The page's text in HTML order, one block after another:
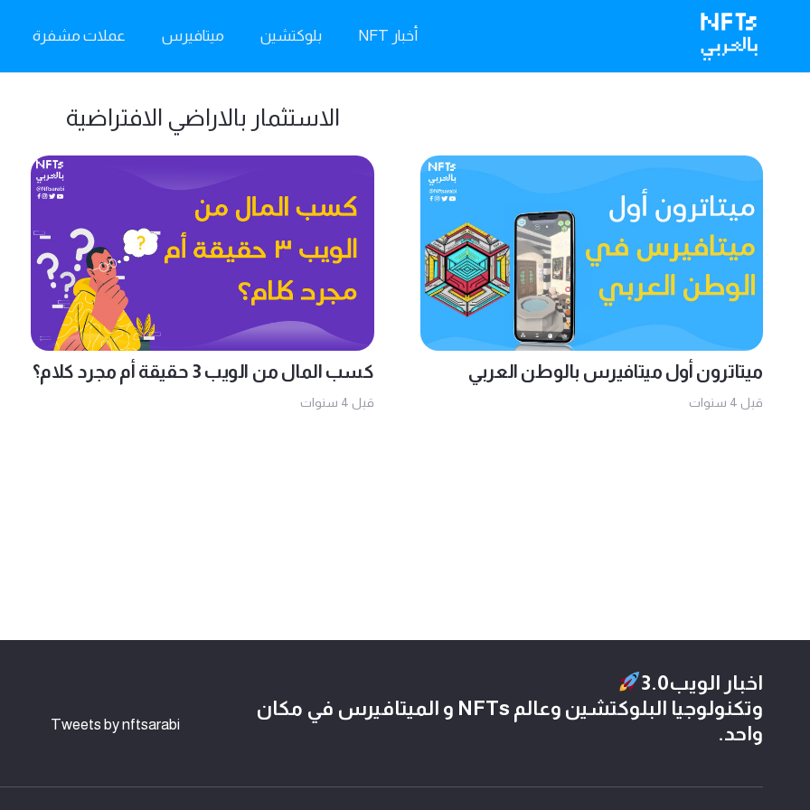
أخبار NFT بلوكتشين ميتافيرس عملات مشفرة
الاستثمار بالاراضي الافتراضية
ميتاترون أول ميتافيرس بالوطن العربي
قبل 4 سنوات
كسب المال من الويب 3 حقيقة أم مجرد كلام؟
قبل 4 سنوات
اخبار الويب3.0
وتكنولوجيا البلوكتشين وعالم NFTs و الميتافيرس في مكان
واحد.
Tweets by nftsarabi